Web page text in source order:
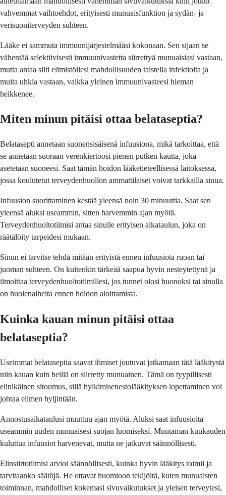
vahvemmat vaihtoehdot, erityisesti munuaisfunktion ja sydän- ja
verisuoniterveyden suhteen.
Lääke ei sammuta immuunijärjestelmääsi kokonaan. Sen sijaan se
vähentää selektiivisesti immuunivastetta siirrettyä munuaisiasi vastaan,
mutta antaa silti elimistöllesi mahdollisuuden taistella infektioita ja
muita uhkia vastaan, vaikka yleinen immuunivasteesi hieman
heikkenee.
Miten minun pitäisi ottaa belataseptia?
Belatasepti annetaan suonensisäisenä infuusiona, mikä tarkoittaa, että
se annetaan suoraan verenkiertoosi pienen putken kautta, joka
asetetaan suoneesi. Saat tämän hoidon lääketieteellisessä laitoksessa,
jossa koulutetut terveydenhuollon ammattilaiset voivat tarkkailla sinua.
Infuusion suorittaminen kestää yleensä noin 30 minuuttia. Saat sen
yleensä aluksi useammin, sitten harvemmin ajan myötä.
Terveydenhuoltotiimisi antaa sinulle erityisen aikataulun, joka on
räätälöity tarpeidesi mukaan.
Sinun ei tarvitse tehdä mitään erityistä ennen infuusiota ruoan tai
juoman suhteen. On kuitenkin tärkeää saapua hyvin nesteytettynä ja
ilmoittaa terveydenhuoltotiimillesi, jos tunnet olosi huonoksi tai sinulla
on huolenaiheita ennen hoidon aloittamista.
Kuinka kauan minun pitäisi ottaa
belataseptia?
Useimmat belataseptia saavat ihmiset joutuvat jatkamaan tätä lääkitystä
niin kauan kuin heillä on siirretty munuainen. Tämä on tyypillisesti
elinikäinen sitoumus, sillä hylkimisenestolääkityksen lopettaminen voi
johtaa elimen hyljintään.
Annostusaikataulusi muuttuu ajan myötä. Aluksi saat infuusioita
useammin uuden munuaisesi suojan luomiseksi. Muutaman kuukauden
kuluttua infuusiot harvenevat, mutta ne jatkuvat säännöllisesti.
Elinsiirtotiimisi arvioi säännöllisesti, kuinka hyvin lääkitys toimii ja
tarvitaanko säätöjä. He ottavat huomioon tekijöitä, kuten munuaisten
toiminnan, mahdolliset kokemasi sivuvaikutukset ja yleisen terveytesi,